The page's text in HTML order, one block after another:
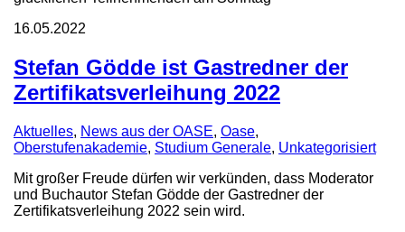
16.05.2022
Stefan Gödde ist Gastredner der
Zertifikatsverleihung 2022
Aktuelles, News aus der OASE, Oase,
Oberstufenakademie, Studium Generale, Unkategorisiert
Mit großer Freude dürfen wir verkünden, dass Moderator
und Buchautor Stefan Gödde der Gastredner der
Zertifikatsverleihung 2022 sein wird.